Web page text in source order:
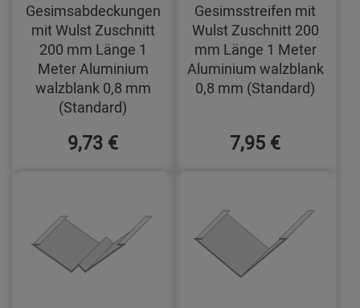
Gesimsabdeckungen
mit Wulst Zuschnitt
200 mm Länge 1
Meter Aluminium
walzblank 0,8 mm
(Standard)
9,73 €
Gesimsstreifen mit
Wulst Zuschnitt 200
mm Länge 1 Meter
Aluminium walzblank
0,8 mm (Standard)
7,95 €